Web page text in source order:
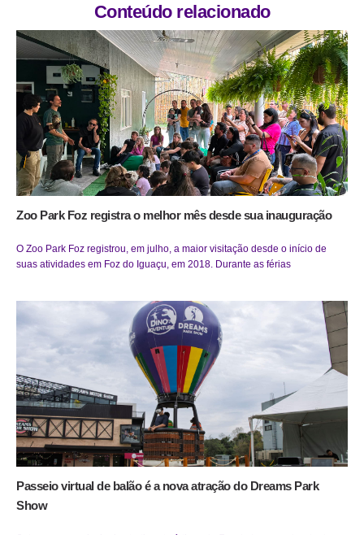
Conteúdo relacionado
Zoo Park Foz registra o melhor mês desde sua inauguração
O Zoo Park Foz registrou, em julho, a maior visitação desde o início de
suas atividades em Foz do Iguaçu, em 2018. Durante as férias
Passeio virtual de balão é a nova atração do Dreams Park
Show